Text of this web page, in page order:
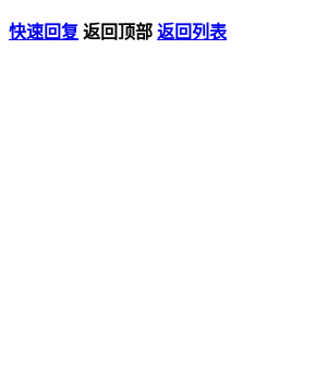
快速回复 返回顶部 返回列表